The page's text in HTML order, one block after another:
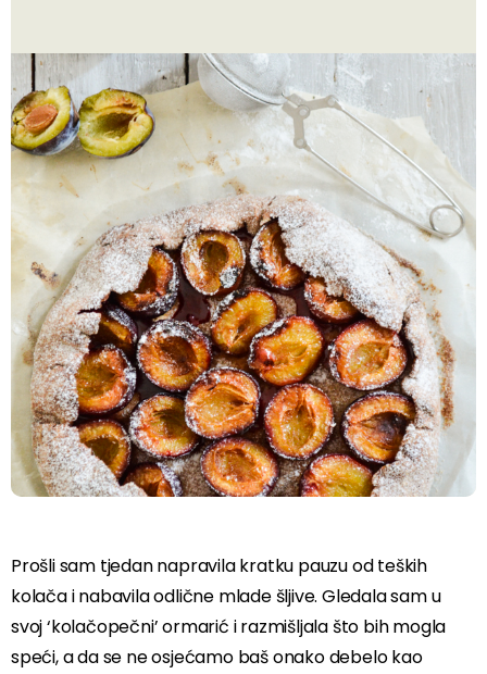
Prošli sam tjedan napravila kratku pauzu od teških
kolača i nabavila odlične mlade šljive. Gledala sam u
svoj ‘kolačopečni’ ormarić i razmišljala što bih mogla
speći, a da se ne osjećamo baš onako debelo kao